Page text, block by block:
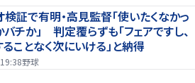
証で有明・高見監督「使いたくなかっ
チか」 判定覆らずも「フェアですし、
ことなく次にいける」と納得
野球